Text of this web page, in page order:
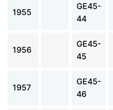
1955
GE45-
44
1956
GE45-
45
1957
GE45-
46